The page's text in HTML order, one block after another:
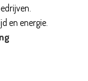
en energie.